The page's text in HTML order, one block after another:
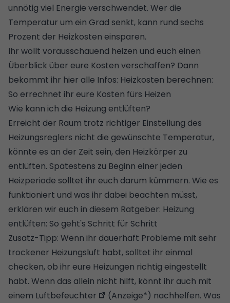
unnötig viel Energie verschwendet. Wer die
Temperatur um ein Grad senkt, kann rund sechs
Prozent der Heizkosten einsparen.
Ihr wollt vorausschauend heizen und euch einen
Überblick über eure Kosten verschaffen? Dann
bekommt ihr hier alle Infos: Heizkosten berechnen:
So errechnet ihr eure Kosten fürs Heizen
Wie kann ich die Heizung entlüften?
Erreicht der Raum trotz richtiger Einstellung des
Heizungsreglers nicht die gewünschte Temperatur,
könnte es an der Zeit sein, den Heizkörper zu
entlüften. Spätestens zu Beginn einer jeden
Heizperiode solltet ihr euch darum kümmern. Wie es
funktioniert und was ihr dabei beachten müsst,
erklären wir euch in diesem Ratgeber: Heizung
entlüften: So geht's Schritt für Schritt
Zusatz-Tipp: Wenn ihr dauerhaft Probleme mit sehr
trockener Heizungsluft habt, solltet ihr einmal
checken, ob ihr eure Heizungen richtig eingestellt
habt. Wenn das allein nicht hilft, könnt ihr auch mit
einem Luftbefeuchter
(Anzeige*) nachhelfen. Was